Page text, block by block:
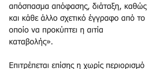
απόσπασμα απόφασης, διάταξη, καθώς
και κάθε άλλο σχετικό έγγραφο από το
οποίο να προκύπτει η αιτία
καταβολής».
Επιτρέπεται επίσης η χωρίς περιορισμό